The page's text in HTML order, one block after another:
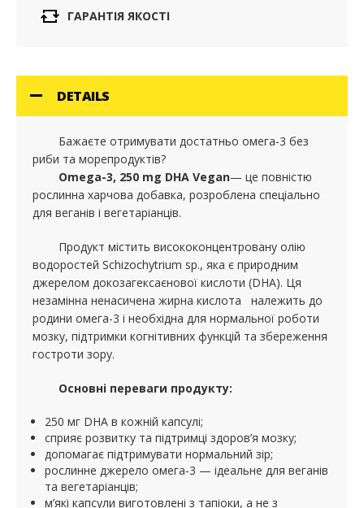
ГАРАНТІЯ ЯКОСТІ
DETAILS
Бажаєте отримувати достатньо омега-3 без
риби та морепродуктів?
Omega-3, 250 mg DHA Vegan— це повністю
рослинна харчова добавка, розроблена спеціально
для веганів і вегетаріанців.
Продукт містить висококонцентровану олію
водоростей Schizochytrium sp., яка є природним
джерелом докозагексаєнової кислоти (DHA). Ця
незамінна ненасичена жирна кислота належить до
родини омега-3 і необхідна для нормальної роботи
мозку, підтримки когнітивних функцій та збереження
гостроти зору.
Основні переваги продукту:
250 мг DHA в кожній капсулі;
сприяє розвитку та підтримці здоров’я мозку;
допомагає підтримувати нормальний зір;
рослинне джерело омега-3 — ідеальне для веганів
та вегетаріанців;
м’які капсули виготовлені з тапіоки, а не з